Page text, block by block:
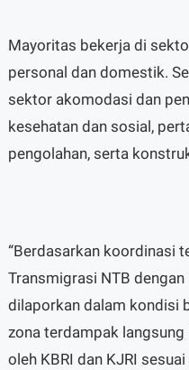
Mayoritas bekerja di
personal dan domestik.
sektor akomodasi dan
kesehatan dan sosial,
pengolahan, serta
“Berdasarkan koordinasi
Transmigrasi NTB
dilaporkan dalam kondisi
zona terdampak
oleh KBRI dan KJRI